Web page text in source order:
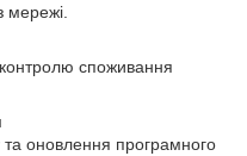
мережі.
споживання
та оновлення програмного